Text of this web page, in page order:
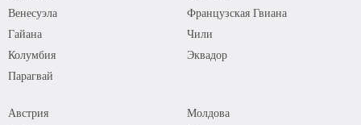
Венесуэла
Гайана
Колумбия
Парагвай
Французская Гвиана
Чили
Эквадор
Австрия
Молдова